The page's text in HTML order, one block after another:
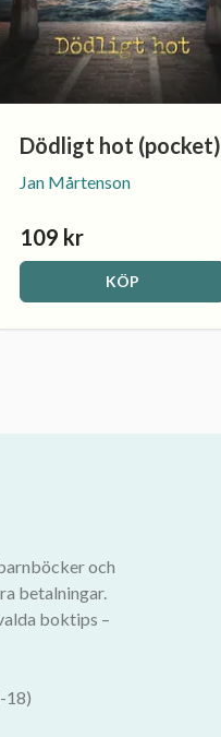
Dödligt hot (pocket)
Jan Mårtenson
109 kr
KÖP
och
betalningar.
boktips –
18)